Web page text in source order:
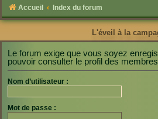
Accueil Index du forum
L'éveil à la
Le forum exige que vous soyez
pouvoir consulter le profil des
Nom d’utilisateur :
Mot de passe :